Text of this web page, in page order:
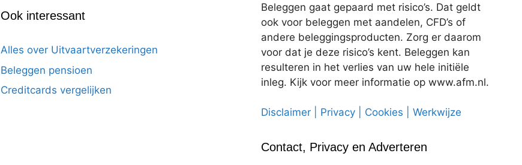
Ook interessant
Alles over Uitvaartverzekeringen
Beleggen pensioen
Creditcards vergelijken
Beleggen gaat gepaard met risico’s. Dat geldt
ook voor beleggen met aandelen, CFD’s of
andere beleggingsproducten. Zorg er daarom
voor dat je deze risico’s kent. Beleggen kan
resulteren in het verlies van uw hele initiële
inleg. Kijk voor meer informatie op www.afm.nl.
Disclaimer | Privacy | Cookies | Werkwijze
Contact, Privacy en Adverteren